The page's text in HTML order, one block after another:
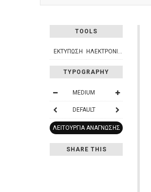
TOOLS
ΕΚΤΎΠΩΣΗ ΗΛΕΚΤΡΟΝΙΚΌ ΤΑΧΥΔΡΟΜΕΊΟ
TYPOGRAPHY
MEDIUM
DEFAULT
ΛΕΙΤΟΥΡΓΊΑ ΑΝΆΓΝΩΣΗΣ
SHARE THIS